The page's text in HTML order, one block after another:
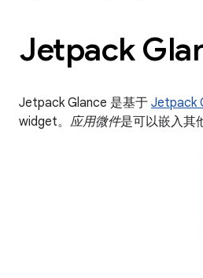
Jetpack
Jetpack Glance 是基于 Jetpack
widget。 应用微件是可以嵌入其